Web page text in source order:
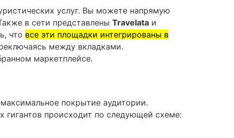
услуг. Вы можете напрямую
в сети представлены Travelata и
что все эти площадки интегрированы в
между вкладками.
маркетплейсе.
покрытие аудитории.
гигантов происходит по следующей схеме: